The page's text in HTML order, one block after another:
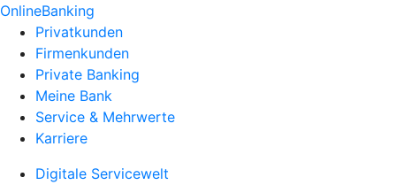
OnlineBanking
Privatkunden
Firmenkunden
Private Banking
Meine Bank
Service & Mehrwerte
Karriere
Digitale Servicewelt